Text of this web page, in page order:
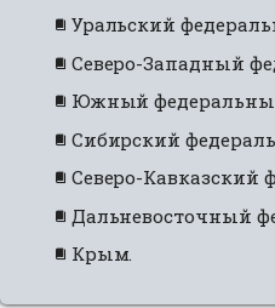
Уральский
Северо-Западный
Южный
Сибирский
Северо-Кавказский
Дальневосточный
Крым.